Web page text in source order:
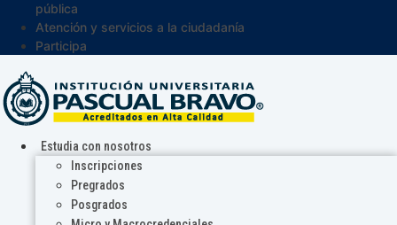
pública
Atención y servicios a la ciudadanía
Participa
Estudia con nosotros
Inscripciones
Pregrados
Posgrados